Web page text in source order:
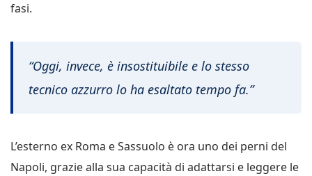
fasi.
“Oggi, invece, è insostituibile e lo stesso
tecnico azzurro lo ha esaltato tempo fa.”
L’esterno ex Roma e Sassuolo è ora uno dei perni del
Napoli, grazie alla sua capacità di adattarsi e leggere le